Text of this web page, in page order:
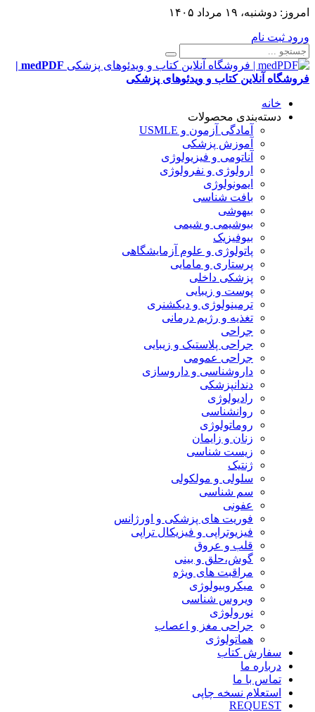
امروز: دوشنبه، ۱۹ مرداد ۱۴۰۵
ورود ثبت نام
medPDF |
فروشگاه آنلاین کتاب و ویدئوهای پزشکی
خانه
دسته‌بندی محصولات
آمادگی آزمون و USMLE
آموزش پزشکی
آناتومی و فیزیولوژی
ارولوژی و نفرولوژی
ایمونولوژی
بافت شناسی
بیهوشی
بیوشیمی و شیمی
بیوفیزیک
پاتولوژی و علوم آزمایشگاهی
پرستاری و مامایی
پزشکی داخلی
پوست و زیبایی
ترمینولوژی و دیکشنری
تغذیه و رژیم درمانی
جراحی
جراحی پلاستیک و زیبایی
جراحی عمومی
داروشناسی و داروسازی
دندانپزشکی
رادیولوژی
روانشناسی
روماتولوژی
زنان و زایمان
زیست شناسی
ژنتیک
سلولی و مولکولی
سم شناسی
عفونی
فوریت های پزشکی و اورژانس
فیزیوتراپی و فیزیکال تراپی
قلب و عروق
گوش،حلق و بینی
مراقبت های ویژه
میکروبیولوژی
ویروس شناسی
نورولوژی
جراحی مغز و اعصاب
هماتولوژی
سفارش کتاب
درباره ما
تماس با ما
استعلام نسخه چاپی
REQUEST